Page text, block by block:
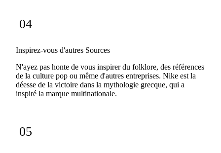
04
Inspirez-vous d'autres Sources
N'ayez pas honte de vous inspirer du folklore, des références
de la culture pop ou même d'autres entreprises. Nike est la
déesse de la victoire dans la mythologie grecque, qui a
inspiré la marque multinationale.
05